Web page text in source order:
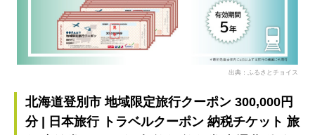
出典：ふるさとチョイス
北海道登別市 地域限定旅行クーポン 300,000円
分 | 日本旅行 トラベルクーポン 納税チケット 旅